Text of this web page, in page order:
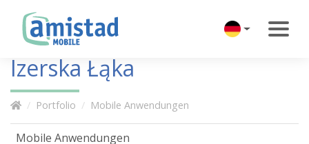
Izerska Łąka
Portfolio Mobile Anwendungen
Mobile Anwendungen